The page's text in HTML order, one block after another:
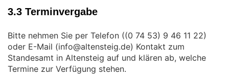
3.3 Terminvergabe
Bitte nehmen Sie per Telefon (
)
oder E-Mail (
) Kontakt zum
Standesamt in Altensteig auf und klären ab, welche
Termine zur Verfügung stehen.